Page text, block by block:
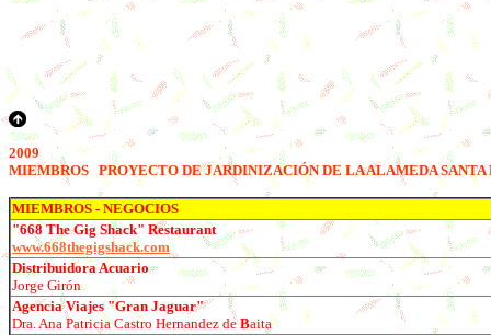
2009
MIEMBROS PROYECTO DE JARDINIZACIÓN DE LA ALAMEDA SANTA
MIEMBROS - NEGOCIOS
"668 The Gig Shack" Restaurant
www.668thegigshack.com
Distribuidora Acuario
Jorge Girón
Agencia Viajes "Gran Jaguar"
Dra. Ana Patricia Castro Hernandez deBaita